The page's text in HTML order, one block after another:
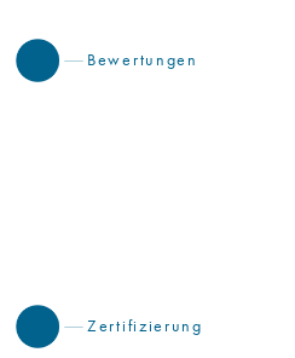
Bewertungen
Zertifizierung